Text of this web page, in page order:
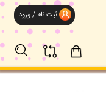
ثبت نام / ورود